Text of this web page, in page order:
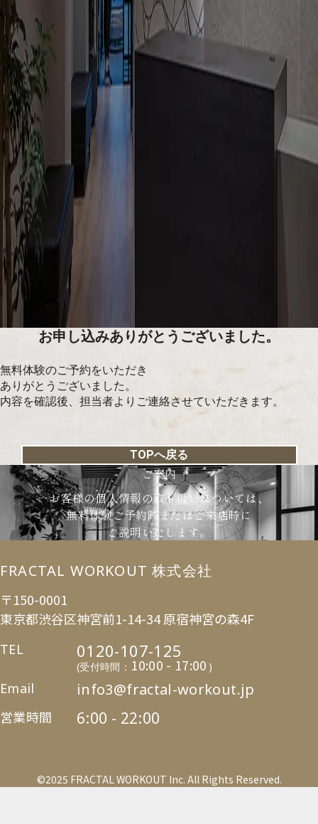
お申し込みありがとうございました。
無料体験のご予約をいただき
ありがとうございました。
内容を確認後、担当者よりご連絡させていただきます。
TOPへ戻る
ご案内
お客様の個人情報の取り扱いについては、
無料体験ご予約時またはご来店時に
ご説明いたします。
FRACTAL WORKOUT 株式会社
〒150-0001
東京都渋谷区神宮前1-14-34 原宿神宮の森4F
TEL 0120-107-125
(受付時間： 10:00 - 17:00 )
Email info3@fractal-workout.jp
営業時間 6:00 - 22:00
©2025 FRACTAL WORKOUT Inc. All Rights Reserved.